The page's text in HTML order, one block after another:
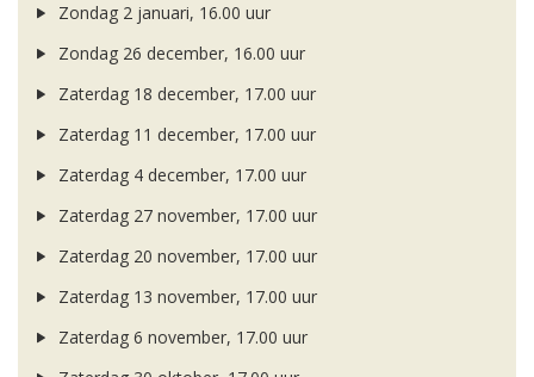
Zondag 2 januari, 16.00 uur
Zondag 26 december, 16.00 uur
Zaterdag 18 december, 17.00 uur
Zaterdag 11 december, 17.00 uur
Zaterdag 4 december, 17.00 uur
Zaterdag 27 november, 17.00 uur
Zaterdag 20 november, 17.00 uur
Zaterdag 13 november, 17.00 uur
Zaterdag 6 november, 17.00 uur